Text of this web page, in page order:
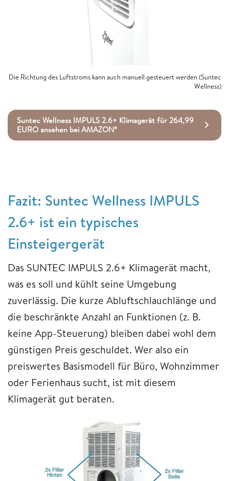
Die Richtung des Luftstroms kann auch manuell gesteuert werden (Suntec
Wellness)
Suntec Wellness IMPULS 2.6+ Klimagerät für 264,99
EURO ansehen bei AMAZON*
Fazit: Suntec Wellness IMPULS
2.6+ ist ein typisches
Einsteigergerät
Das SUNTEC IMPULS 2.6+ Klimagerät macht,
was es soll und kühlt seine Umgebung
zuverlässig. Die kurze Abluftschlauchlänge und
die beschränkte Anzahl an Funktionen (z. B.
keine App-Steuerung) bleiben dabei wohl dem
günstigen Preis geschuldet. Wer also ein
preiswertes Basismodell für Büro, Wohnzimmer
oder Ferienhaus sucht, ist mit diesem
Klimagerät gut beraten.